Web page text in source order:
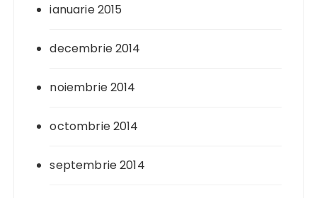
ianuarie 2015
decembrie 2014
noiembrie 2014
octombrie 2014
septembrie 2014